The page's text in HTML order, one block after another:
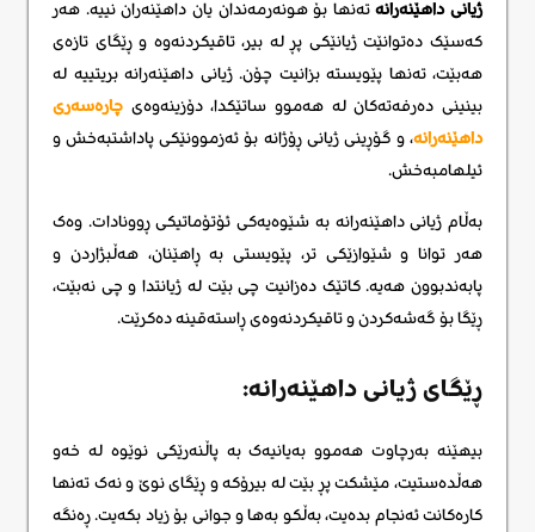
ژیانی داهێنەرانهتەنها بۆ هونەرمەندان یان داهێنەران نییە. هەر
کەسێک دەتوانێت ژیانێکی پڕ لە بیر، تاقیکردنەوە و ڕێگای تازەی
هەبێت، تەنها پێویستە بزانیت چۆن. ژیانی داهێنەرانه بریتییە لە
بینینی دەرفەتەکان لە هەموو ساتێکدا، دۆزینەوەی چارەسەری
داهێنەرانە، و گۆڕینی ژیانی ڕۆژانە بۆ ئەزموونێکی پاداشتبەخش و
ئیلهامبەخش.
بەڵام ژیانی داهێنەرانه بە شێوەیەکی ئۆتۆماتیکی ڕوونادات. وەک
هەر توانا و شێوازێکی تر، پێویستی بە ڕاهێنان، هەڵبژاردن و
پابەندبوون هەیە. کاتێک دەزانیت چی بێت لە ژیانتدا و چی نەبێت،
ڕێگا بۆ گەشەکردن و تاقیکردنەوەی ڕاستەقینە دەکرێت.
ڕێگای ژیانی داهێنەرانه:
بیهێنە بەرچاوت هەموو بەیانیەک بە پاڵنەرێکی نوێوە لە خەو
هەڵدەستیت، مێشکت پڕ بێت لە بیرۆکە و ڕێگای نوێ و نەک تەنها
کارەکانت ئەنجام بدەیت، بەڵکو بەها و جوانی بۆ زیاد بکەیت. ڕەنگە